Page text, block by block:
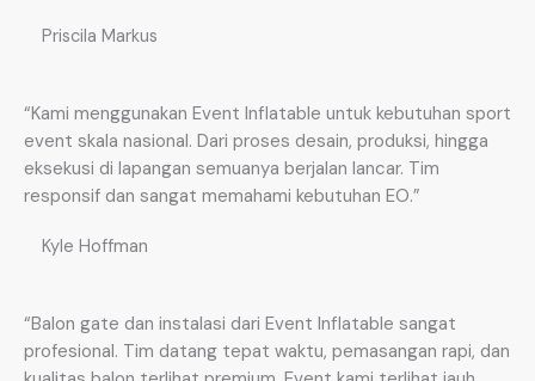
Priscila Markus
“Kami menggunakan Event Inflatable untuk kebutuhan sport
event skala nasional. Dari proses desain, produksi, hingga
eksekusi di lapangan semuanya berjalan lancar. Tim
responsif dan sangat memahami kebutuhan EO.”
Kyle Hoffman
“Balon gate dan instalasi dari Event Inflatable sangat
profesional. Tim datang tepat waktu, pemasangan rapi, dan